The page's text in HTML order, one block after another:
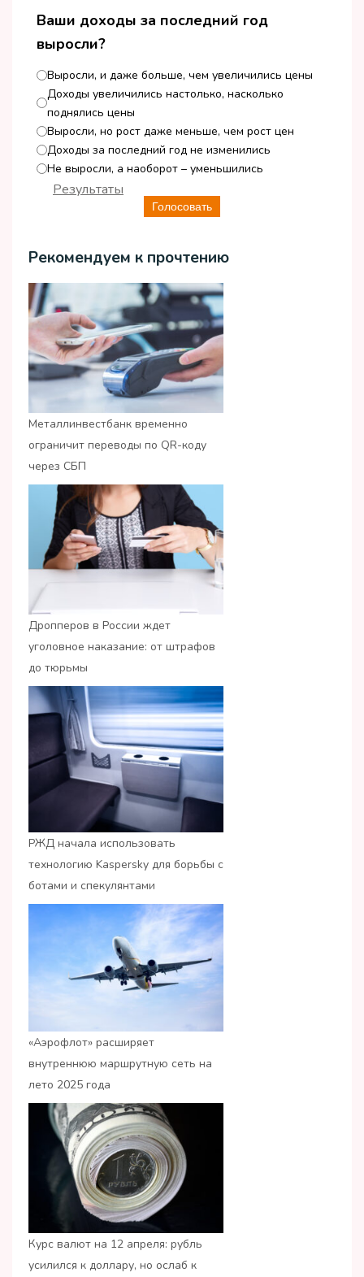
Ваши доходы за последний год
выросли?
Выросли, и даже больше, чем увеличились цены
Доходы увеличились настолько, насколько
поднялись цены
Выросли, но рост даже меньше, чем рост цен
Доходы за последний год не изменились
Не выросли, а наоборот – уменьшились
Голосовать
Результаты
Рекомендуем к прочтению
Металлинвестбанк временно
ограничит переводы по QR-коду
через СБП
Дропперов в России ждет
уголовное наказание: от штрафов
до тюрьмы
РЖД начала использовать
технологию Kaspersky для борьбы с
ботами и спекулянтами
«Аэрофлот» расширяет
внутреннюю маршрутную сеть на
лето 2025 года
Курс валют на 12 апреля: рубль
усилился к доллару, но ослаб к